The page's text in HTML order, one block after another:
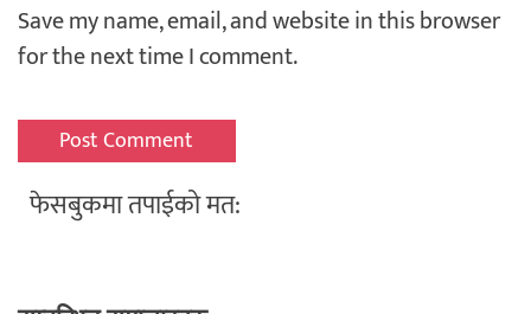
Save my name, email, and website in this browser
for the next time I comment.
फेसबुकमा तपाईको मत: